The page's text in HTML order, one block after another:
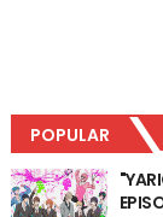
POPULAR